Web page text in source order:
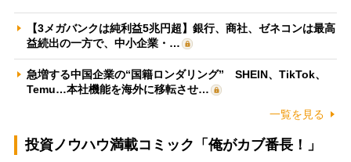
【3メガバンクは純利益5兆円超】銀行、商社、ゼネコンは最高
益続出の一方で、中小企業・…
急増する中国企業の“国籍ロンダリング” SHEIN、TikTok、
Temu…本社機能を海外に移転させ…
一覧を見る
投資ノウハウ満載コミック「俺がカブ番長！」